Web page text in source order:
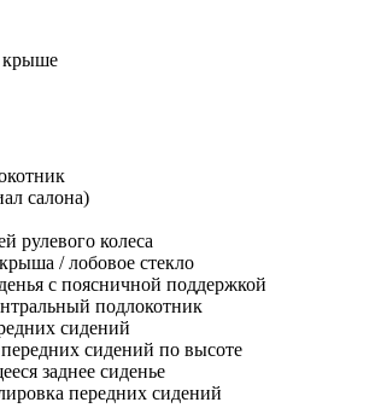
крыше
салона)
рулевого колеса
/ лобовое стекло
с поясничной поддержкой
подлокотник
сидений
сидений по высоте
заднее сиденье
передних сидений